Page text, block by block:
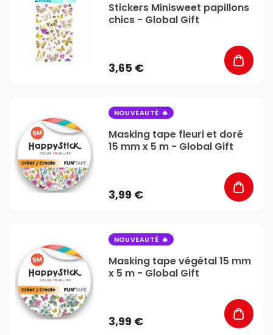
Stickers Minisweet papillons
chics - Global Gift
3,65 €
NOUVEAUTÉ
Masking tape fleuri et doré
15 mm x 5 m - Global Gift
3,99 €
NOUVEAUTÉ
Masking tape végétal 15 mm
x 5 m - Global Gift
3,99 €